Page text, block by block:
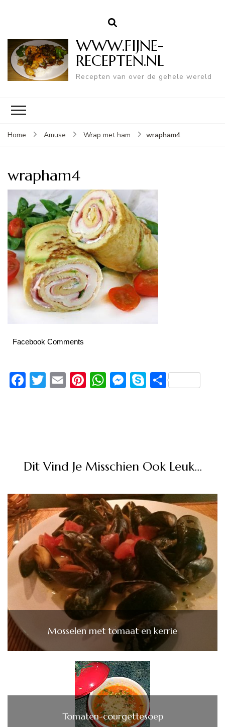
WWW.FIJNE-
RECEPTEN.NL
Recepten van over de gehele wereld
Home Amuse Wrap met ham wrapham4
wrapham4
Facebook Comments
Facebook
Twitter
EmailPinterest
WhatsApp
Messenger
Skype
Delen
Dit Vind Je Misschien Ook Leuk...
Mosselen met tomaat en kerrie
Tomaten-courgettesoep